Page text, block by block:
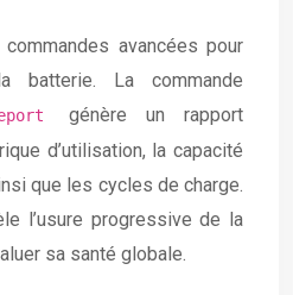
avancées pour
batterie. La commande
génère un rapport
d’utilisation, la capacité
que les cycles de charge.
l’usure progressive de la
sa santé globale.